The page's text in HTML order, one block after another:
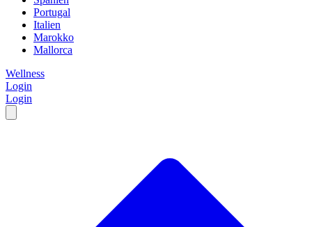
Portugal
Italien
Marokko
Mallorca
Wellness
Login
Login